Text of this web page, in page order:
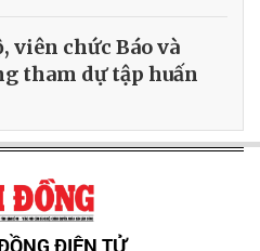
viên chức Báo và
tham dự tập huấn
ĐIỆN TỬ